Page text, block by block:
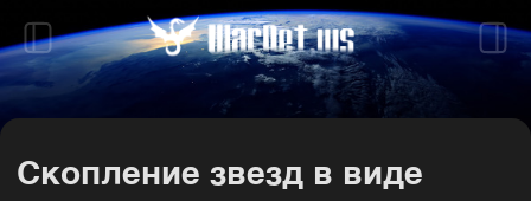
Cкопление звезд в виде